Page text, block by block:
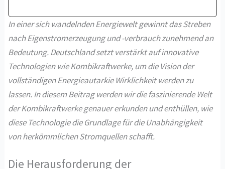
In einer sich wandelnden Energiewelt gewinnt das Streben
nach Eigenstromerzeugung und -verbrauch zunehmend an
Bedeutung. Deutschland setzt verstärkt auf innovative
Technologien wie Kombikraftwerke, um die Vision der
vollständigen Energieautarkie Wirklichkeit werden zu
lassen. In diesem Beitrag werden wir die faszinierende Welt
der Kombikraftwerke genauer erkunden und enthüllen, wie
diese Technologie die Grundlage für die Unabhängigkeit
von herkömmlichen Stromquellen schafft.
Die Herausforderung der